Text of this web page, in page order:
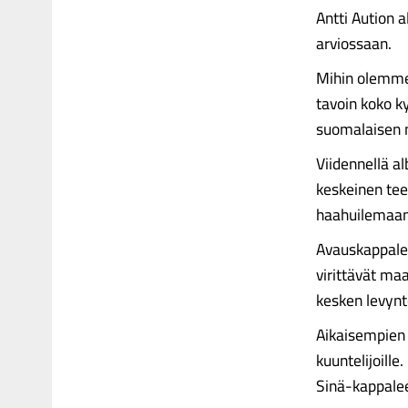
Antti Aution
arviossaan.
Mihin
tavoin koko
Viidennellä
keskeinen
virittävät
kesken
Sinä-